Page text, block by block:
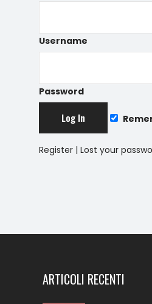
Username
Password
Register |Lost your
ARTICOLI RECENTI